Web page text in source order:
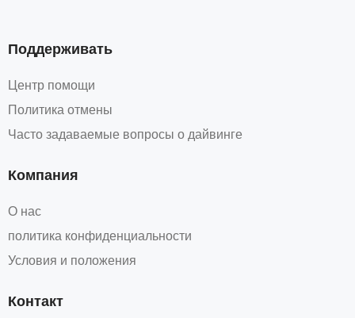
Поддерживать
Центр помощи
Политика отмены
Часто задаваемые вопросы о дайвинге
Компания
О нас
политика конфиденциальности
Условия и положения
Контакт